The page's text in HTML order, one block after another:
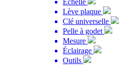
Lève plaque
Clé universelle
Pelle à godet
Mesure
Éclairage
Outils